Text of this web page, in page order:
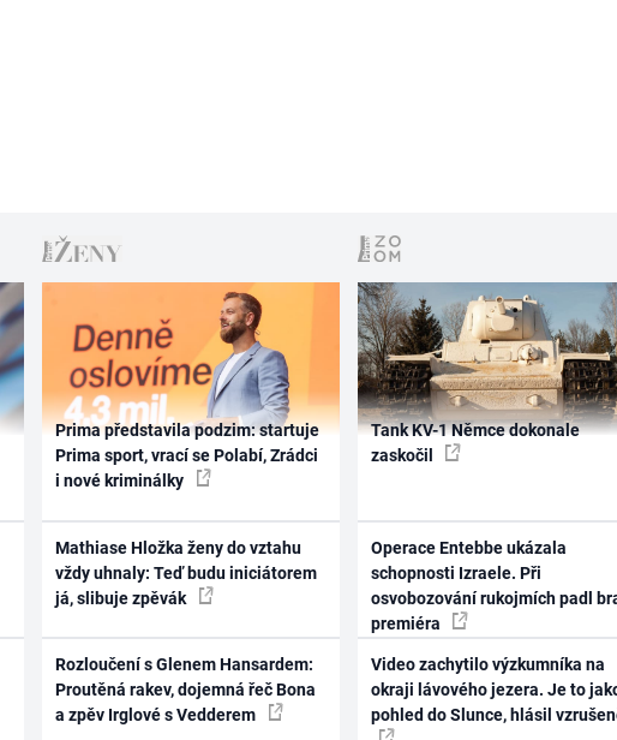
Prima představila podzim: startuje
Prima sport, vrací se Polabí, Zrádci
i nové kriminálky
Mathiase Hložka ženy do vztahu
vždy uhnaly: Teď budu iniciátorem
já, slibuje zpěvák
Rozloučení s Glenem Hansardem:
Proutěná rakev, dojemná řeč Bona
a zpěv Irglové s Vedderem
Tank KV-1 Němce dokonale
zaskočil
Operace Entebbe ukázala
schopnosti Izraele. Při
osvobozování rukojmích padl
premiéra
Video zachytilo výzkumníka na
okraji lávového jezera. Je to
pohled do Slunce, hlásil